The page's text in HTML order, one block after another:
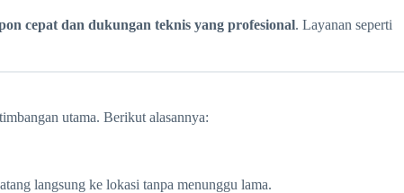
cepat dan dukungan teknis yang profesional. Layanan seperti
utama. Berikut alasannya:
langsung ke lokasi tanpa menunggu lama.